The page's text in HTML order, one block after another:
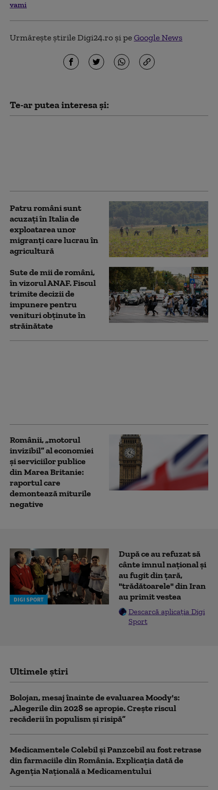
vami
Urmărește știrile Digi24.ro și peGoogle News
Te-ar putea interesa și:
Patru români sunt
acuzați în Italia de
exploatarea unor
migranți care lucrau în
agricultură
Sute de mii de români,
în vizorul ANAF. Fiscul
trimite decizii de
impunere pentru
venituri obținute în
străinătate
Românii, „motorul
invizibil” al economiei
și serviciilor publice
din Marea Britanie:
raportul care
demontează miturile
negative
DIGI SPORT
După ce au refuzat să
cânte imnul naţional şi
au fugit din ţară,
"trădătoarele" din Iran
au primit vestea
Descarcă aplicația Digi
Sport
Ultimele știri
Bolojan, mesaj înainte de evaluarea Moody's:
„Alegerile din 2028 se apropie. Crește riscul
recăderii în populism și risipă”
Medicamentele Colebil și Panzcebil au fost retrase
din farmaciile din România. Explicația dată de
Agenția Națională a Medicamentului